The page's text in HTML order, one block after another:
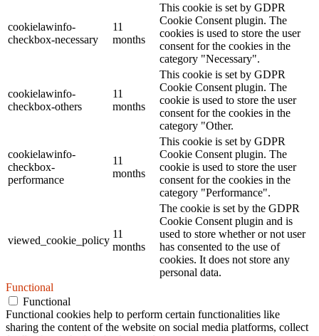
cookielawinfo-
checkbox-necessary
11
months
This cookie is set by GDPR
Cookie Consent plugin. The
cookies is used to store the user
consent for the cookies in the
category "Necessary".
cookielawinfo-
checkbox-others
11
months
This cookie is set by GDPR
Cookie Consent plugin. The
cookie is used to store the user
consent for the cookies in the
category "Other.
cookielawinfo-
checkbox-
performance
11
months
This cookie is set by GDPR
Cookie Consent plugin. The
cookie is used to store the user
consent for the cookies in the
category "Performance".
viewed_cookie_policy
11
months
The cookie is set by the GDPR
Cookie Consent plugin and is
used to store whether or not user
has consented to the use of
cookies. It does not store any
personal data.
Functional
Functional
Functional cookies help to perform certain functionalities like
sharing the content of the website on social media platforms, collect